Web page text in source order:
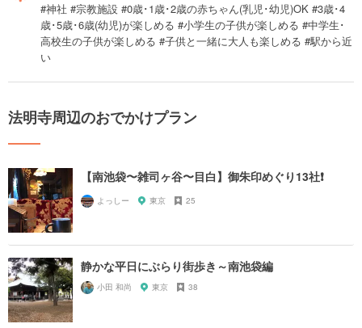
#神社 #宗教施設 #0歳･1歳･2歳の赤ちゃん(乳児･幼児)OK #3歳･4
歳･5歳･6歳(幼児)が楽しめる #小学生の子供が楽しめる #中学生･
高校生の子供が楽しめる #子供と一緒に大人も楽しめる #駅から近
い
法明寺周辺のおでかけプラン
【南池袋〜雑司ヶ谷〜目白】御朱印めぐり13社❗️
よっしー 東京 25
静かな平日にぶらり街歩き～南池袋編
小田 和尚 東京 38